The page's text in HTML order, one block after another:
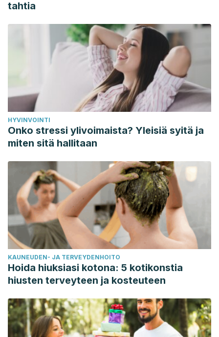
https://www.who.int/es/emergencies/diseases/novel-
coronavirus-2019/advice-for-public
What is social distancing and how can it slow the spread of
COVID-19? | Hub. (n.d.). Retrieved April 1, 2020, from
https://hub.jhu.edu/2020/03/13/what-is-social-distancing/
tahtia
HYVINVOINTI
Onko stressi ylivoimaista? Yleisiä syitä ja
miten sitä hallitaan
KAUNEUDEN- JA TERVEYDENHOITO
Hoida hiuksiasi kotona: 5 kotikonstia
hiusten terveyteen ja kosteuteen